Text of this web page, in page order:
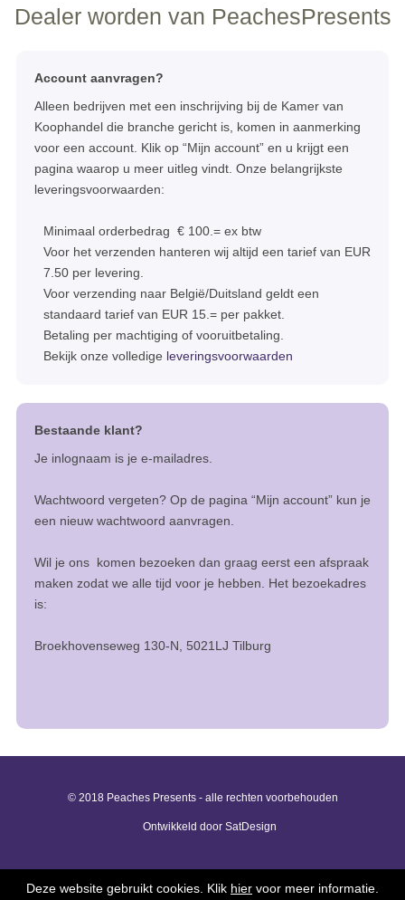
Deze website gebruikt cookies. Klik hier voor meer informatie.
Dealer worden van PeachesPresents
Account aanvragen?
Alleen bedrijven met een inschrijving bij de Kamer van
Koophandel die branche gericht is, komen in aanmerking
voor een account. Klik op “Mijn account” en u krijgt een
pagina waarop u meer uitleg vindt. Onze belangrijkste
leveringsvoorwaarden:
Minimaal orderbedrag € 100.= ex btw
Voor het verzenden hanteren wij altijd een tarief van EUR
7.50 per levering.
Voor verzending naar België/Duitsland geldt een
standaard tarief van EUR 15.= per pakket.
Betaling per machtiging of vooruitbetaling.
Bekijk onze volledige leveringsvoorwaarden
Bestaande klant?
Je inlognaam is je e-mailadres.
Wachtwoord vergeten? Op de pagina “Mijn account” kun je
een nieuw wachtwoord aanvragen.
Wil je ons komen bezoeken dan graag eerst een afspraak
maken zodat we alle tijd voor je hebben. Het bezoekadres
is:
Broekhovenseweg 130-N, 5021LJ Tilburg
© 2018 Peaches Presents - alle rechten voorbehouden
Ontwikkeld door SatDesign